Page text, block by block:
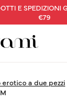
E SPEDIZIONI
€79
erotico a due pezzi